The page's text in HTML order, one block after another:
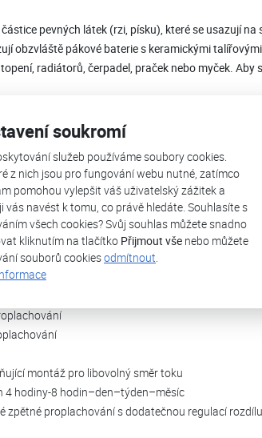
soukromí
služeb používáme soubory cookies.
z nich jsou pro fungování webu nutné, zatímco
pomohou vylepšit váš uživatelský zážitek a
vás navést k tomu, co právě hledáte. Souhlasíte s
všech cookies? Svůj souhlas můžete snadno
kliknutím na tlačítko Přijmout vše nebo můžete
souborů cookiesodmítnout
pevných látek (rzi, písku), které se usazují
obzvláště pákové baterie s keramickými
radiátorů, čerpadel, praček nebo myček.
se zpětným proplachem je určena pro
filtr se zpětným proplachem účinně a
vodu všech hrubých a jemnozrnných nečistot.
přívodu vody.
verzi
síta – 0,1 mm
0,03 a 0,5 mm
montáž pro libovolný směr toku
4 hodiny-8 hodin–den–týden–měsíc
zpětné proplachování s dodatečnou regulací